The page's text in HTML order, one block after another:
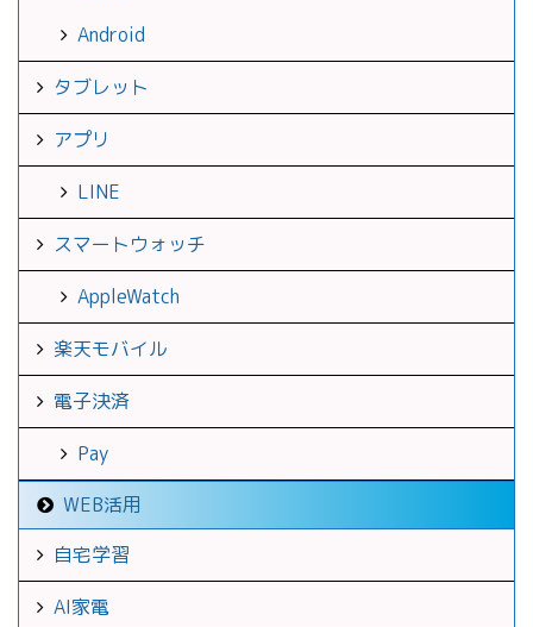
Android
タブレット
アプリ
LINE
スマートウォッチ
AppleWatch
楽天モバイル
電子決済
Pay
WEB活用
自宅学習
AI家電